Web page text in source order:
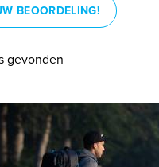
BEOORDELING!
gevonden